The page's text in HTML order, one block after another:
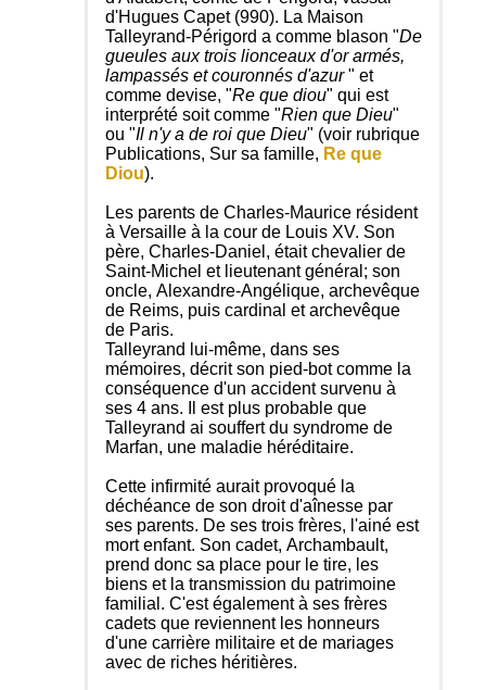
d'Hugues Capet (990). La Maison
Talleyrand-Périgord a comme blason "De
gueules aux trois lionceaux d'or armés,
lampassés et couronnés d'azur" et
comme devise, "Re que diou" qui est
interprété soit comme "Rien que Dieu"
ou "Il n'y a de roi que Dieu" (voir rubrique
Publications, Sur sa famille, Re que
Diou).
Les parents de Charles-Maurice résident
à Versaille à la cour de Louis XV. Son
père, Charles-Daniel, était chevalier de
Saint-Michel et lieutenant général; son
oncle, Alexandre-Angélique, archevêque
de Reims, puis cardinal et archevêque
de Paris.
Talleyrand lui-même, dans ses
mémoires, décrit son pied-bot comme la
conséquence d'un accident survenu à
ses 4 ans. Il est plus probable que
Talleyrand ai souffert du syndrome de
Marfan, une maladie héréditaire.
Cette infirmité aurait provoqué la
déchéance de son droit d'aînesse par
ses parents. De ses trois frères, l'ainé est
mort enfant. Son cadet, Archambault,
prend donc sa place pour le tire, les
biens et la transmission du patrimoine
familial. C'est également à ses frères
cadets que reviennent les honneurs
d'une carrière militaire et de mariages
avec de riches héritières.